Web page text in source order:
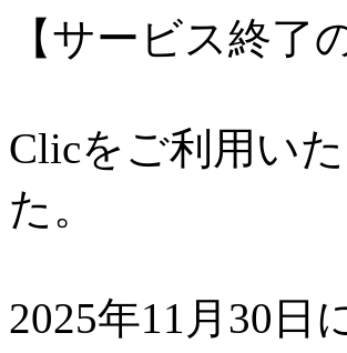
【サービス終了
Clicをご利用い
た。
2025年11月30